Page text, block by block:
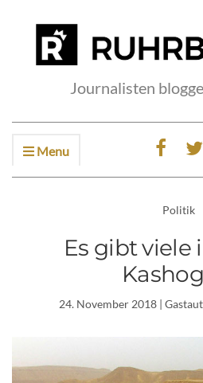
Journalisten
Menu
Politik
Es gibt viele
24. November 2018|